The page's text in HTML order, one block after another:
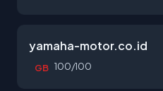
yamaha-motor.co.id
GB 100/100